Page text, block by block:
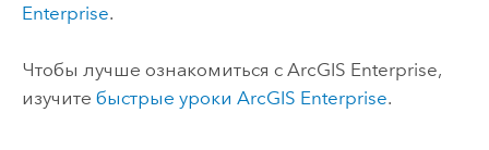
Enterprise.
Чтобы лучше ознакомиться с ArcGIS Enterprise,
изучите быстрые уроки ArcGIS Enterprise.